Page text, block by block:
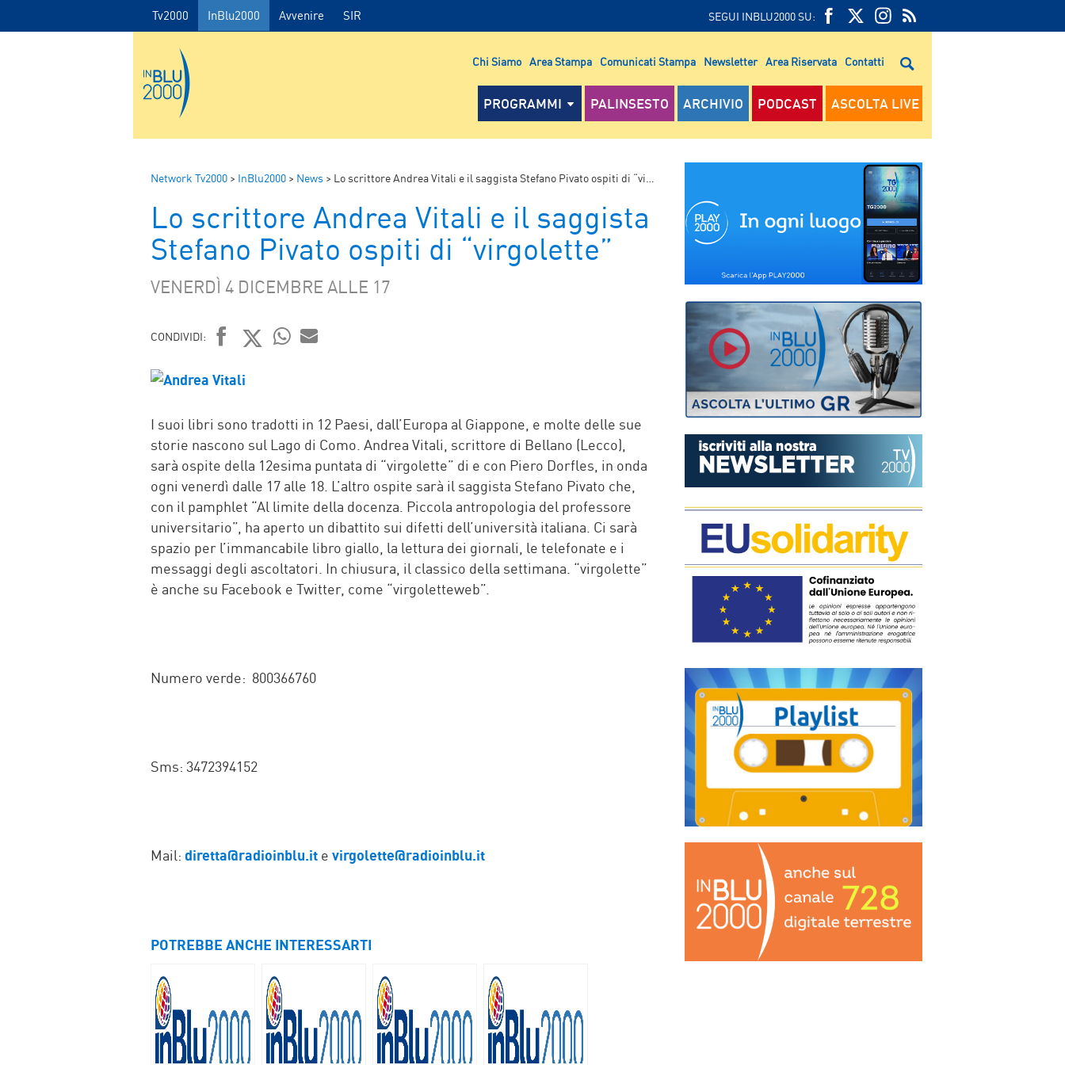
Tv2000 InBlu2000 Avvenire SIR SEGUI INBLU2000 SU:
FEED
RSS
RSS
Chi Siamo Area Stampa Comunicati Stampa Newsletter Area Riservata Contatti
PROGRAMMI PALINSESTO ARCHIVIO PODCAST ASCOLTA LIVE
Network Tv2000 > InBlu2000 > News > Lo scrittore Andrea Vitali e il saggista Stefano Pivato ospiti di “virgolette”
Lo scrittore Andrea Vitali e il saggista
Stefano Pivato ospiti di “virgolette”
VENERDÌ 4 DICEMBRE ALLE 17
CONDIVIDI:
FACEBOOK
TWITTER
I suoi libri sono tradotti in 12 Paesi, dall’Europa al Giappone, e molte delle sue
storie nascono sul Lago di Como. Andrea Vitali, scrittore di Bellano (Lecco),
sarà ospite della 12esima puntata di “virgolette” di e con Piero Dorfles, in onda
ogni venerdì dalle 17 alle 18. L’altro ospite sarà il saggista Stefano Pivato che,
con il pamphlet “Al limite della docenza. Piccola antropologia del professore
universitario”, ha aperto un dibattito sui difetti dell’università italiana. Ci sarà
spazio per l’immancabile libro giallo, la lettura dei giornali, le telefonate e i
messaggi degli ascoltatori. In chiusura, il classico della settimana. “virgolette”
è anche su Facebook e Twitter, come “virgoletteweb”.
Numero verde: 800366760
Sms: 3472394152
Mail: diretta@radioinblu.it e virgolette@radioinblu.it
POTREBBE ANCHE INTERESSARTI